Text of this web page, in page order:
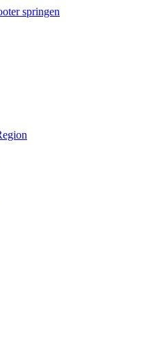
springen